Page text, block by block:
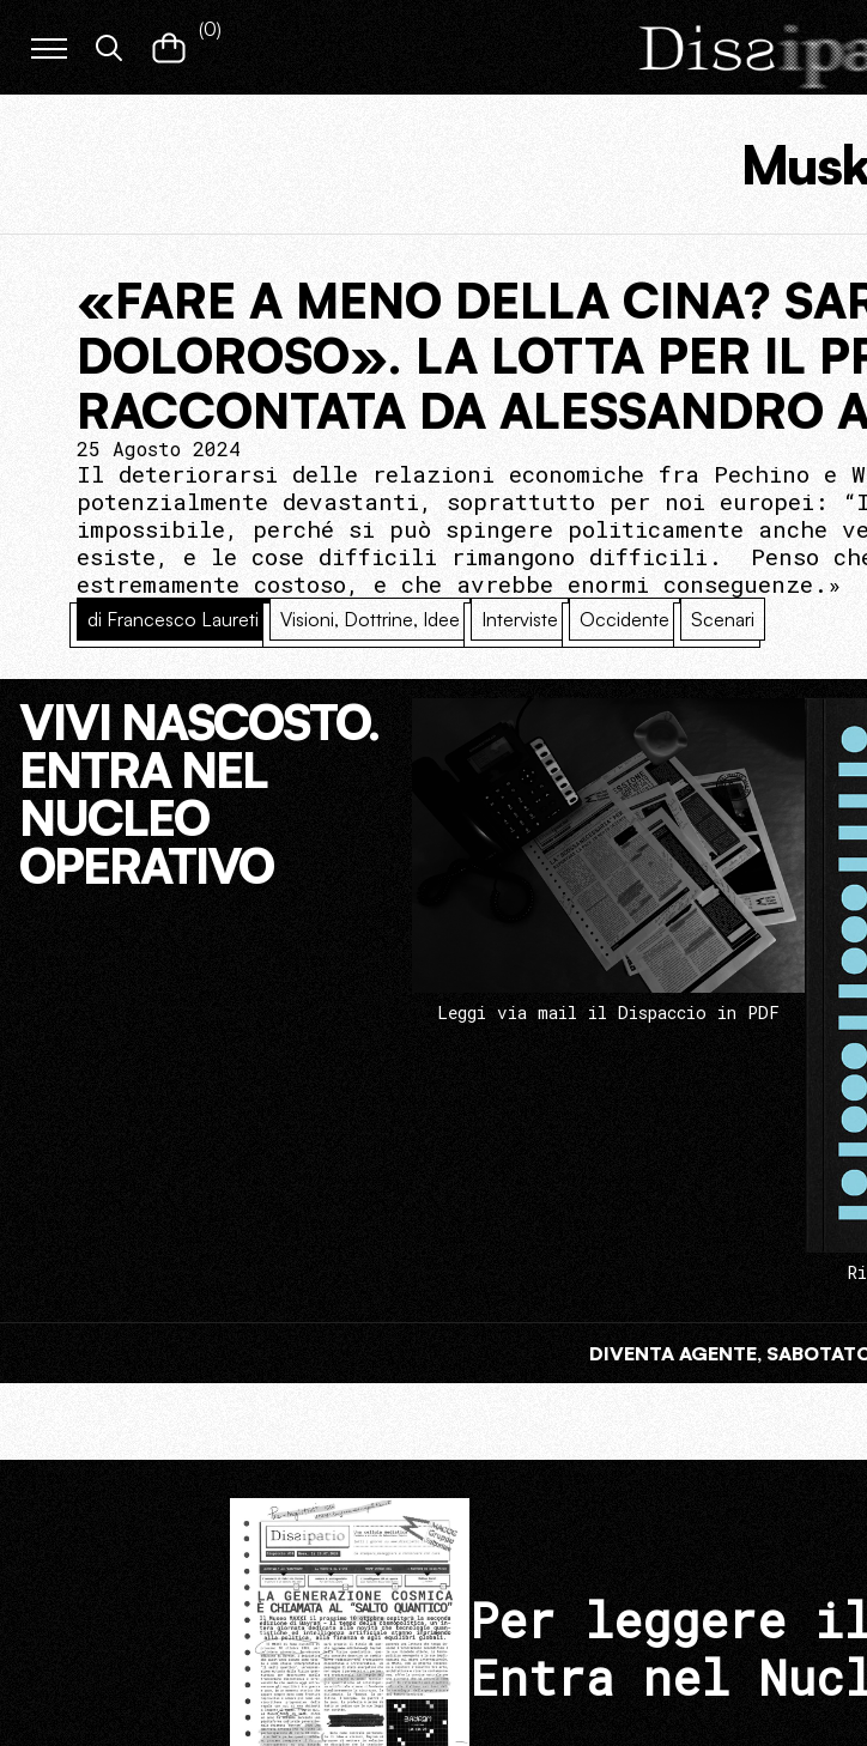
(0)
«FARE A MENO DELLA CINA?
DOLOROSO». LA LOTTA PER IL
RACCONTATA DA ALESSANDRO
25 Agosto 2024
Il deteriorarsi delle relazioni economiche fra Pechino e
potenzialmente devastanti, soprattutto per noi europei:
impossibile, perché si può spingere politicamente
esiste, e le cose difficili rimangono difficili. Penso
estremamente costoso, e che avrebbe enormi conseguenze.»
di Francesco Laureti Visioni, Dottrine, Idee Interviste Occidente Scenari
VIVI NASCOSTO.
ENTRA NEL
NUCLEO
OPERATIVO
Leggi via mail il Dispaccio in PDF
DIVENTA AGENTE,
Per leggere
Entra nel